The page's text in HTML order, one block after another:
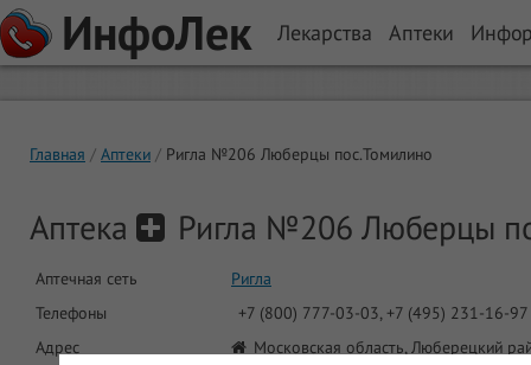
ИнфоЛек Лекарства Аптеки
Главная Аптеки Ригла №206 Люберцы пос.Томилино
Аптека Ригла №206 Люберцы
Аптечная сеть
Ригла
Телефоны
+7 (800) 777-03-03, +7 (495) 231-16-
Адрес
Московская область, Люберецкий